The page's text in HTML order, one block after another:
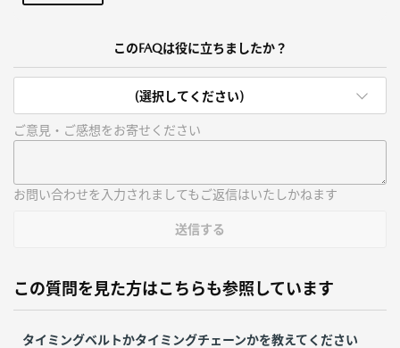
このFAQは役に立ちましたか？
(選択してください)
ご意見・ご感想をお寄せください
お問い合わせを入力されましてもご返信はいたしかねます
送信する
この質問を見た方はこちらも参照しています
タイミングベルトかタイミングチェーンかを教えてください